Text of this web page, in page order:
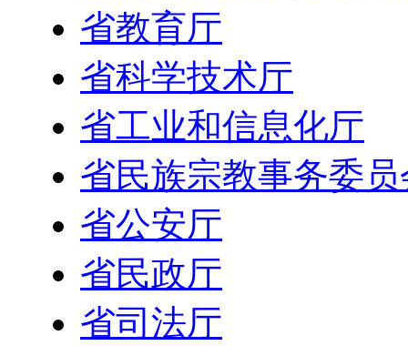
省教育厅
省科学技术厅
省工业和信息化厅
省民族宗教事务委员
省公安厅
省民政厅
省司法厅